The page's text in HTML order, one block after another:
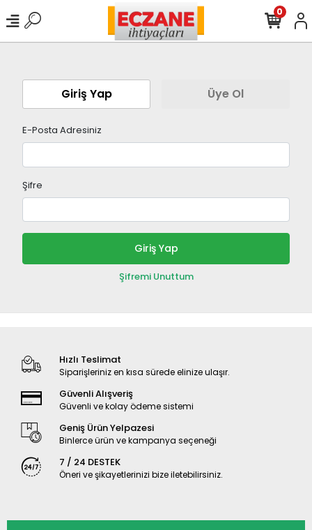
0
Giriş Yap Üye Ol
E-Posta Adresiniz
Şifre
Giriş Yap
Şifremi Unuttum
Hızlı Teslimat
Siparişleriniz en kısa sürede elinize ulaşır.
Güvenli Alışveriş
Güvenli ve kolay ödeme sistemi
Geniş Ürün Yelpazesi
Binlerce ürün ve kampanya seçeneği
7 / 24 DESTEK
Öneri ve şikayetlerinizi bize iletebilirsiniz.